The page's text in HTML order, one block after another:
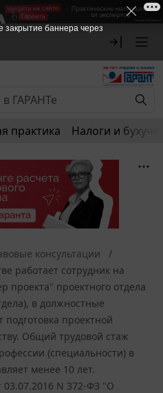
практика Налоги и
консультации
работает сотрудник на
проекта" проектного отдела
в должностные
подготовка проектной
Общий трудовой стаж
(специальности) в
менее 10 лет.
N 372-ФЗ "О
закрытие баннера через